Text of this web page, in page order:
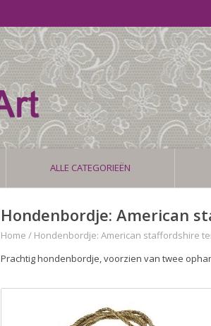
ALLE CATEGORIEËN
Hondenbordje: American
Home / Hondenbordje: American staffordshire
Prachtig hondenbordje, voorzien van twee